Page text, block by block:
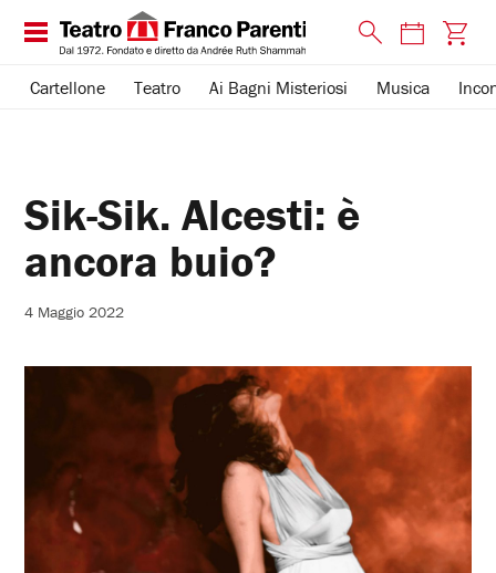
Cartellone Teatro Ai Bagni Misteriosi Musica
Sik-Sik. Alcesti: è
ancora buio?
4 Maggio 2022